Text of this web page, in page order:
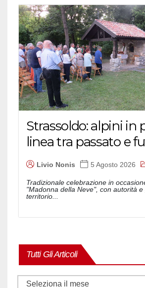
Strassoldo: alpini in
linea tra passato e
Livio Nonis 5 Agosto 2026
Tradizionale celebrazione in
"Madonna della Neve", con autorità e
territorio...
Tutti Gli Articoli
Tutti